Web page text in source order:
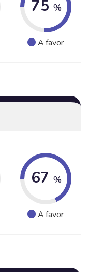
75 %
A favor
67 %
A favor